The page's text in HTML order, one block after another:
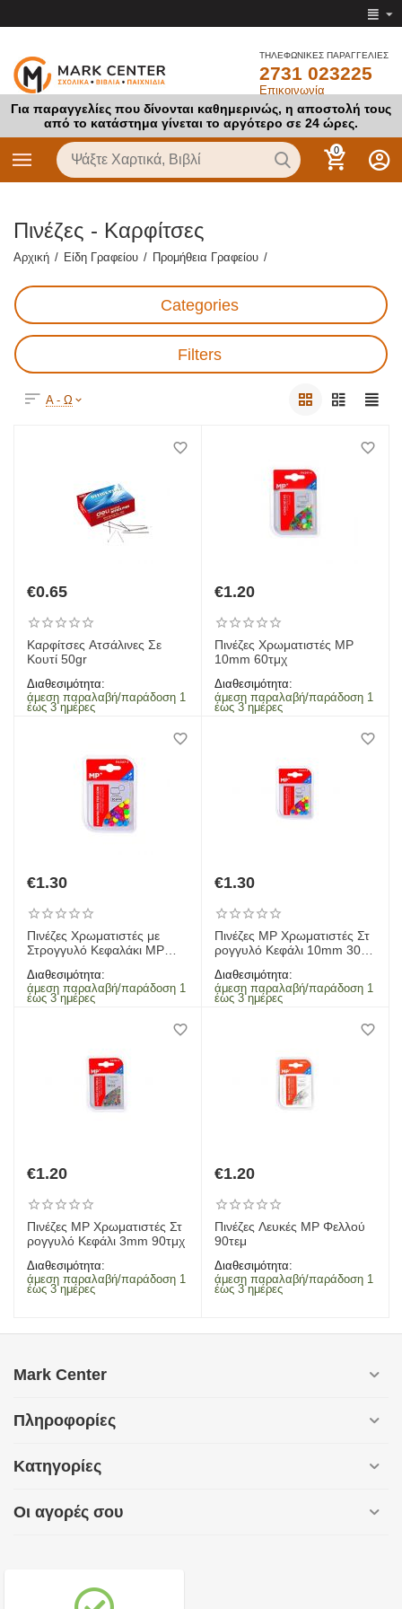
ΤΗΛΕΦΩΝΙΚΕΣ ΠΑΡΑΓΓΕΛΙΕΣ
2731 023225
Επικοινωνία
Για παραγγελίες που δίνονται καθημερινώς, η αποστολή τους
από το κατάστημα γίνεται το αργότερο σε 24 ώρες.
0
Πινέζες - Καρφίτσες
Αρχική / Είδη Γραφείου / Προμήθεια Γραφείου /
Categories
Filters
Α - Ω
€0.65
Καρφίτσες Ατσάλινες Σε
Κουτί 50gr
Διαθεσιμότητα:
άμεση παραλαβή/παράδοση 1
έως 3 ημέρες
€1.20
Πινέζες Χρωματιστές MP
10mm 60τμχ
Διαθεσιμότητα:
άμεση παραλαβή/παράδοση 1
έως 3 ημέρες
€1.30
Πινέζες Χρωματιστές με
Στρογγυλό Κεφαλάκι MP
Διαθεσιμότητα:
άμεση παραλαβή/παράδοση 1
έως 3 ημέρες
€1.30
Πινέζες MP Χρωματιστές Στ
ρογγυλό Κεφάλι 10mm 30τμ
Διαθεσιμότητα:
άμεση παραλαβή/παράδοση 1
έως 3 ημέρες
€1.20
Πινέζες MP Χρωματιστές Στ
ρογγυλό Κεφάλι 3mm 90τμχ
Διαθεσιμότητα:
άμεση παραλαβή/παράδοση 1
έως 3 ημέρες
€1.20
​Πινέζες Λευκές MP Φελλού
90τεμ
Διαθεσιμότητα:
άμεση παραλαβή/παράδοση 1
έως 3 ημέρες
Mark Center
Πληροφορίες
Κατηγορίες
Οι αγορές σου